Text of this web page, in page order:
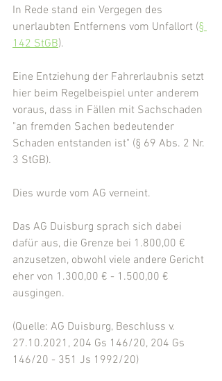
In Rede stand ein Vergegen des
unerlaubten Entfernens vom Unfallort (§
142 StGB).
Eine Entziehung der Fahrerlaubnis setzt
hier beim Regelbeispiel unter anderem
voraus, dass in Fällen mit Sachschaden
"an fremden Sachen bedeutender
Schaden entstanden ist" (§ 69 Abs. 2 Nr.
3 StGB).
Dies wurde vom AG verneint.
Das AG Duisburg sprach sich dabei
dafür aus, die Grenze bei 1.800,00 €
anzusetzen, obwohl viele andere Gericht
eher von 1.300,00 € - 1.500,00 €
ausgingen.
(Quelle: AG Duisburg, Beschluss v.
27.10.2021, 204 Gs 146/20, 204 Gs
146/20 - 351 Js 1992/20)